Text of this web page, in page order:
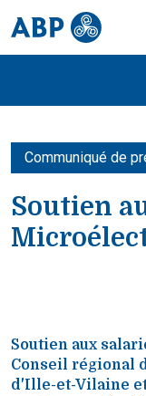
Communiqué de
Soutien
Soutien aux
Conseil régional
d'Ille-et-Vilaine